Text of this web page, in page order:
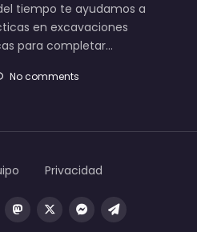
tiempo te ayudamos a
en excavaciones
para completar…
No comments
Privacidad